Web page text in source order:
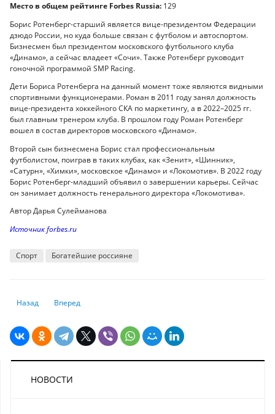
Место в общем рейтинге Forbes Russia: 129
Борис Ротенберг-старший является вице-президентом Федерации
дзюдо России, но куда больше связан с футболом и автоспортом.
Бизнесмен был президентом московского футбольного клуба
«Динамо», а сейчас владеет «Сочи». Также Ротенберг руководит
гоночной программой SMP Racing.
Дети Бориса Ротенберга на данный момент тоже являются видными
спортивными функционерами. Роман в 2011 году занял должность
вице-президента хоккейного СКА по маркетингу, а в 2022–2025 гг.
был главным тренером клуба. В прошлом году Роман Ротенберг
вошел в состав директоров московского «Динамо».
Второй сын бизнесмена Борис стал профессиональным
футболистом, поиграв в таких клубах, как «Зенит», «Шинник»,
«Сатурн», «Химки», московское «Динамо» и «Локомотив». В 2022 году
Борис Ротенберг-младший объявил о завершении карьеры. Сейчас
он занимает должность генерального директора «Локомотива».
Автор Дарья Сулейманова
Источник forbes.ru
Спорт Богатейшие россияне
Предыдущий: Новые рубежи: выход SpaceX на биржу превратит
Назад Следующий: Мамкины миллиардеры: 10 богатейших
Вперед
НОВОСТИ